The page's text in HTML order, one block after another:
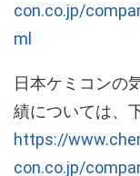
con.co.jp/
ml
日本ケミコンの
績については、
https://
con.co.jp/